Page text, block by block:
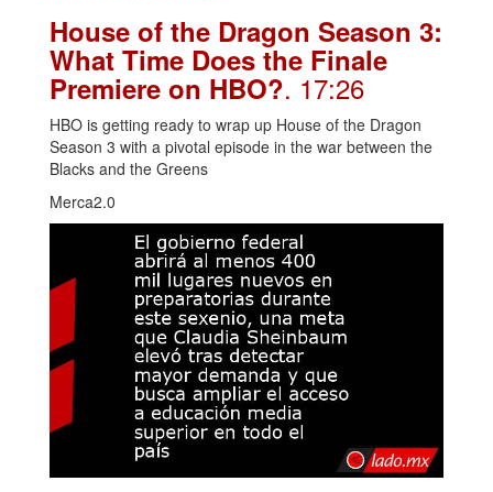
House of the Dragon Season 3:
What Time Does the Finale
Premiere on HBO?. 17:26
HBO is getting ready to wrap up House of the Dragon
Season 3 with a pivotal episode in the war between the
Blacks and the Greens
Merca2.0